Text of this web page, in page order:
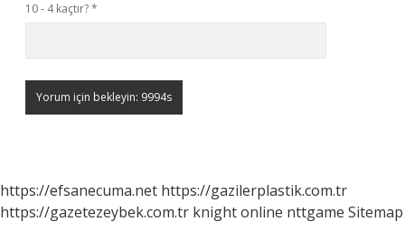
10 - 4 kaçtır?*
https://efsanecuma.net https://gazilerplastik.com.tr
https://gazetezeybek.com.tr knight online nttgame Sitemap